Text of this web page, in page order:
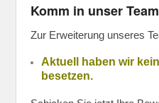
Komm in unser Team
Zur Erweiterung unseres
Aktuell haben wir
besetzen.